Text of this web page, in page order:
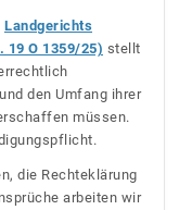
Landgerichts
19 O 1359/25) stellt
den Umfang ihrer
müssen.
die Rechteklärung
arbeiten wir